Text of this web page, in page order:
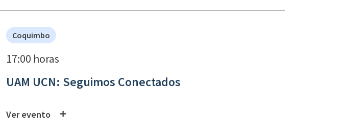
Coquimbo
17:00 horas
UAM UCN: Seguimos Conectados
Ver evento